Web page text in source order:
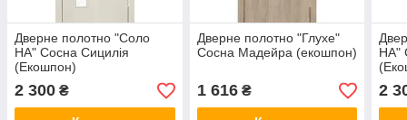
Дверне полотно "Соло
НА" Сосна Сицилія
(Екошпон)
2 300 ₴
Дверне полотно "Глухе"
Сосна Мадейра (екошпон)
1 616₴
НА"
2